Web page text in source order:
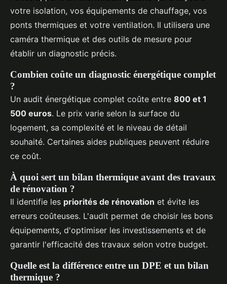
votre isolation, vos équipements de chauffage, vos
ponts thermiques et votre ventilation. Il utilisera une
caméra thermique et des outils de mesure pour
établir un diagnostic précis.
Combien coûte un diagnostic énergétique complet
?
Un audit énergétique complet coûte entre 800 et 1
500 euros. Le prix varie selon la surface du
logement, sa complexité et le niveau de détail
souhaité. Certaines aides publiques peuvent réduire
ce coût.
À quoi sert un bilan thermique avant des travaux
de rénovation ?
Il identifie les priorités de rénovation et évite les
erreurs coûteuses. L'audit permet de choisir les bons
équipements, d'optimiser les investissements et de
garantir l'efficacité des travaux selon votre budget.
Quelle est la différence entre un DPE et un bilan
thermique ?